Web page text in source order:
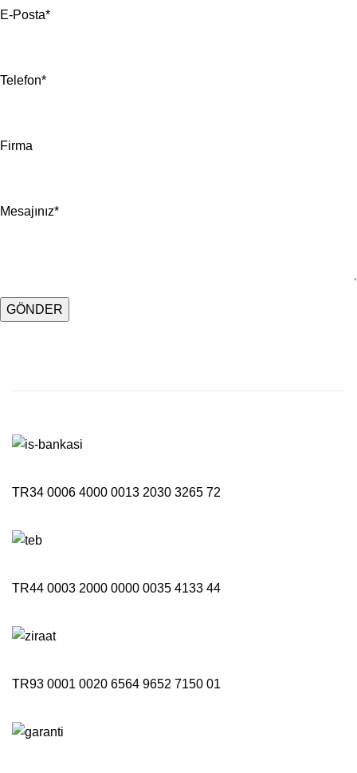
E-Posta*
Telefon*
Firma
Mesajınız*
TR34 0006 4000 0013 2030 3265 72
TR44 0003 2000 0000 0035 4133 44
TR93 0001 0020 6564 9652 7150 01